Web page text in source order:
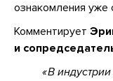
ознакомления уже
Комментирует
и
В